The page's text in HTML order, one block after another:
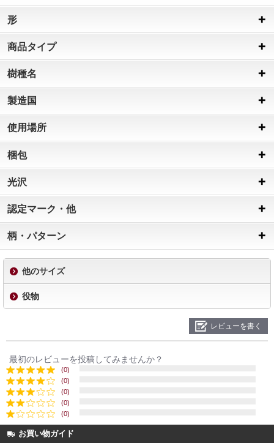
形
商品タイプ
樹種名
製造国
使用場所
梱包
光沢
認定マーク・他
柄・パターン
他のサイズ
役物
レビューを書く
最初のレビューを投稿してみませんか？
(0)
(0)
(0)
(0)
(0)
お買い物ガイド